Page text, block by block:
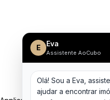
E Eva
Assistente AoCubo
Olá! Sou a Eva,
ajudar a encontrar